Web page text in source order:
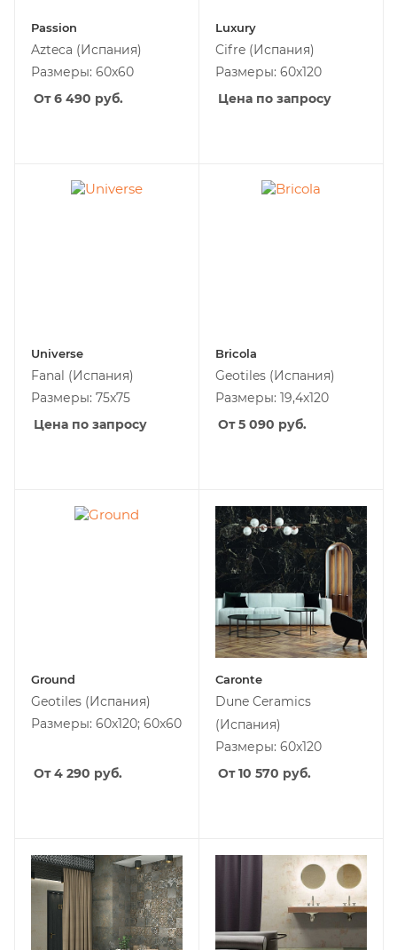
Passion
Azteca (Испания)
Размеры: 60x60
От 6 490 руб.
Luxury
Cifre (Испания)
Размеры: 60x120
Цена по запросу
Universe
Fanal (Испания)
Размеры: 75x75
Цена по запросу
Bricola
Geotiles (Испания)
Размеры: 19,4x120
От 5 090 руб.
Ground
Geotiles (Испания)
Размеры: 60x120; 60x60
От 4 290 руб.
Caronte
Dune Ceramics
(Испания)
Размеры: 60x120
От 10 570 руб.